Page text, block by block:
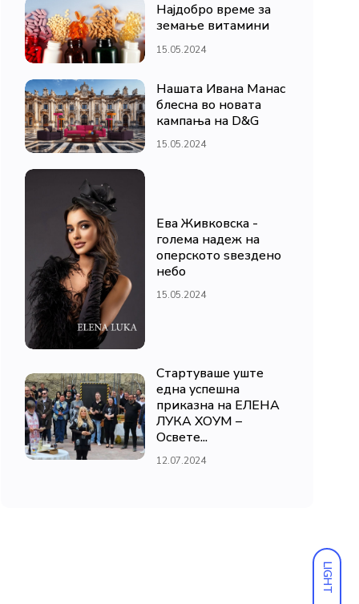
LIGHT
Најдобро време за
земање витамини
15.05.2024
Нашата Ивана Манас
блесна во новата
кампања на D&G
15.05.2024
Ева Живковска -
голема надеж на
оперското ѕвездено
небо
15.05.2024
Стартуваше уште
една успешна
приказна на ЕЛЕНА
ЛУКА ХОУМ –
Освете...
12.07.2024